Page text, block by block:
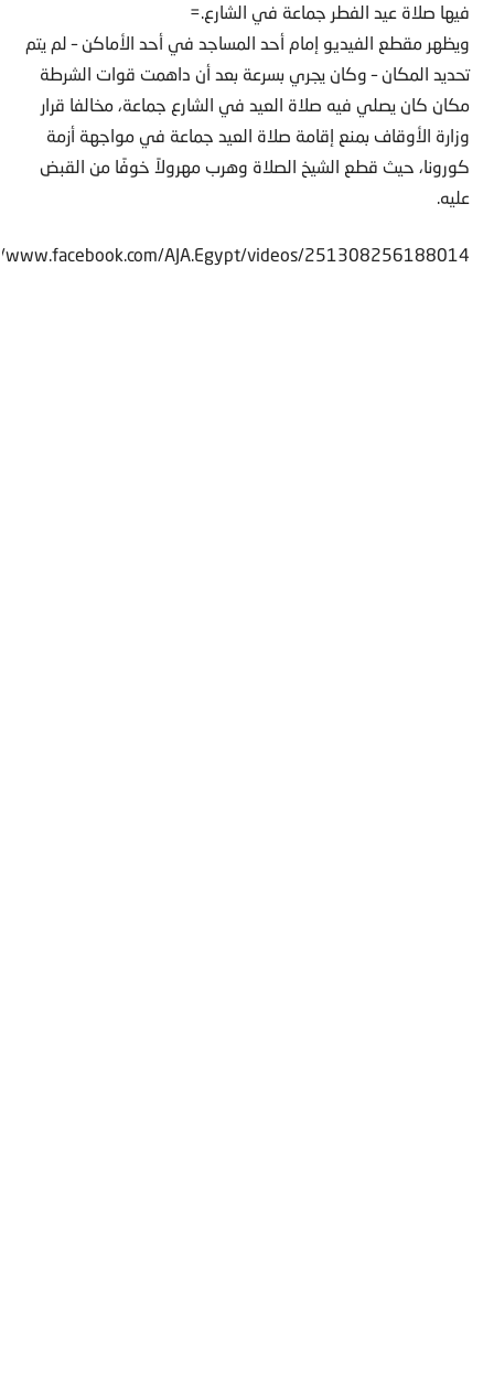
فيها صلاة عيد الفطر جماعة في الشارع.=
ويظهر مقطع الفيديو إمام أحد المساجد في أحد الأماكن – لم يتم
تحديد المكان – وكان يجري بسرعة بعد أن داهمت قوات الشرطة
مكان كان يصلي فيه صلاة العيد في الشارع جماعة، مخالفا قرار
وزارة الأوقاف بمنع إقامة صلاة العيد جماعة في مواجهة أزمة
كورونا، حيث قطع الشيخ الصلاة وهرب مهرولاً خوفًا من القبض
عليه.
AJA.Egypt/videos/251308256188014/